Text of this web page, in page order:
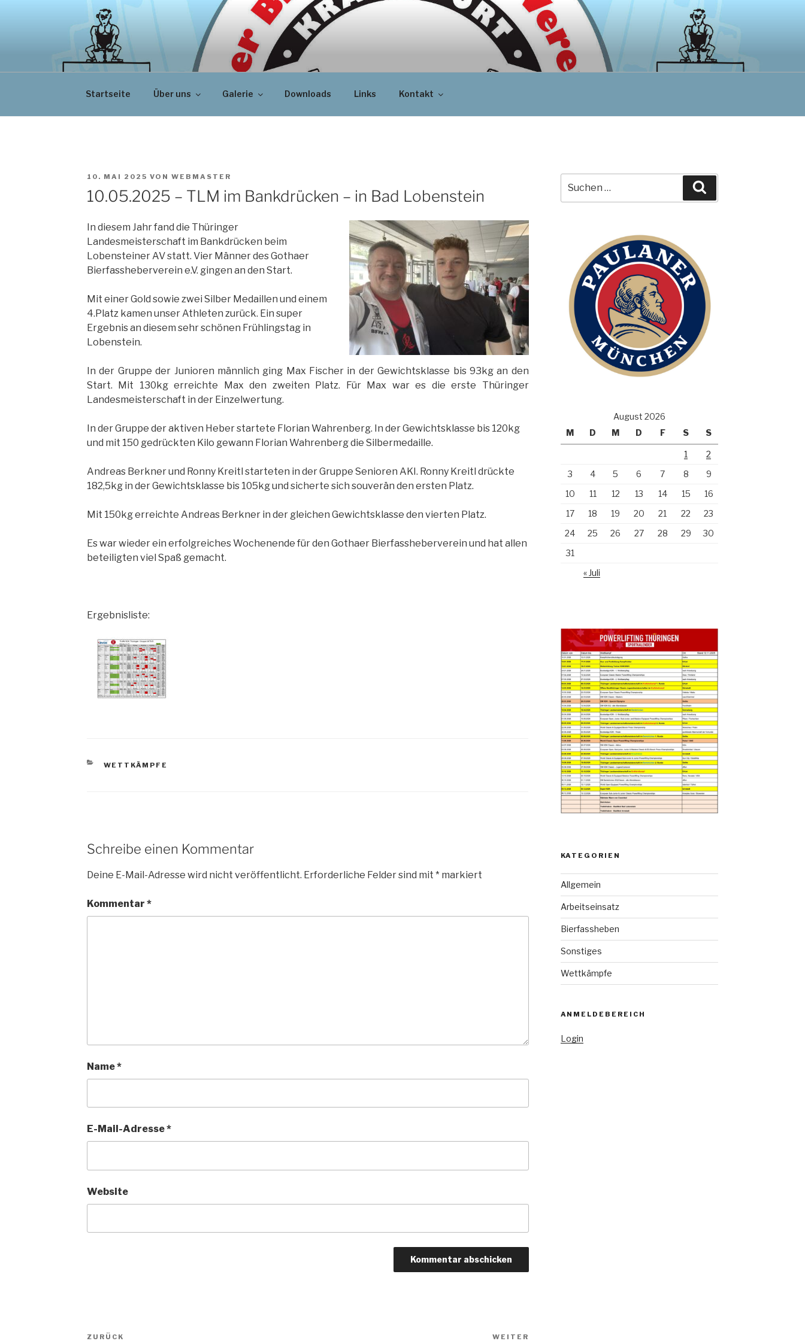
Startseite Über uns Galerie Downloads Links Kontakt
VERÖFFENTLICHT
AM
10. MAI 2025 VON WEBMASTER
10.05.2025 – TLM im Bankdrücken – in Bad Lobenstein
In diesem Jahr fand die Thüringer
Landesmeisterschaft im Bankdrücken beim
Lobensteiner AV statt. Vier Männer des Gothaer
Bierfassheberverein e.V. gingen an den Start.
Mit einer Gold sowie zwei Silber Medaillen und einem
4.Platz kamen unser Athleten zurück. Ein super
Ergebnis an diesem sehr schönen Frühlingstag in
Lobenstein.
In der Gruppe der Junioren männlich ging Max Fischer in der Gewichtsklasse bis 93kg an den
Start. Mit 130kg erreichte Max den zweiten Platz. Für Max war es die erste Thüringer
Landesmeisterschaft in der Einzelwertung.
In der Gruppe der aktiven Heber startete Florian Wahrenberg. In der Gewichtsklasse bis 120kg
und mit 150 gedrückten Kilo gewann Florian Wahrenberg die Silbermedaille.
Andreas Berkner und Ronny Kreitl starteten in der Gruppe Senioren AKI. Ronny Kreitl drückte
182,5kg in der Gewichtsklasse bis 105kg und sicherte sich souverän den ersten Platz.
Mit 150kg erreichte Andreas Berkner in der gleichen Gewichtsklasse den vierten Platz.
Es war wieder ein erfolgreiches Wochenende für den Gothaer Bierfassheberverein und hat allen
beteiligten viel Spaß gemacht.
Ergebnisliste:
KATEGORIEN
WETTKÄMPFE
Schreibe einen Kommentar
Deine E-Mail-Adresse wird nicht veröffentlicht. Erforderliche Felder sind mit * markiert
Kommentar *
Name*
E-Mail-Adresse*
Website
Beitragsnavigation
Vorheriger
ZURÜCK WEITER
nach:
August 2026
M
D M D F S S
1
2
3
4 5 6 7 8
9
10
11 12 13 14 15
16
17
18 19 20 21 22
23
24
25 26 27 28 29
30
31
« Juli
KATEGORIEN
Allgemein
Arbeitseinsatz
Bierfassheben
Sonstiges
Wettkämpfe
ANMELDEBEREICH
Login